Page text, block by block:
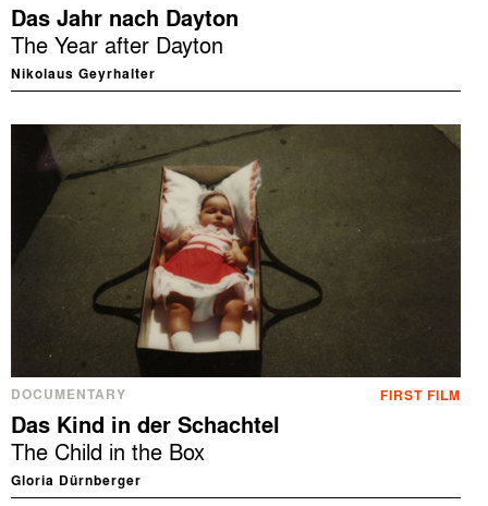
Das Jahr nach Dayton
The Year after Dayton
Nikolaus Geyrhalter
DOCUMENTARY FIRST FILM
Das Kind in der Schachtel
The Child in the Box
Gloria Dürnberger